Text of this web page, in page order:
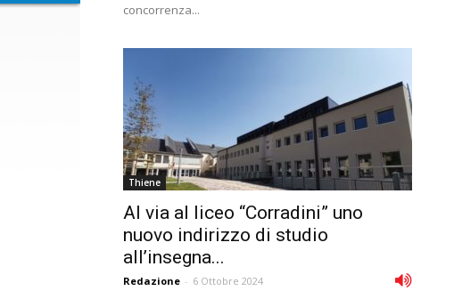
concorrenza...
Thiene
Al via al liceo “Corradini” uno
nuovo indirizzo di studio
all’insegna...
Redazione - 6 Ottobre 2024